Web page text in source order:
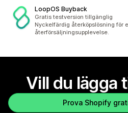
LoopOS Buyback
Gratis testversion tillgänglig
Nyckelfärdig återköpslösning för
återförsäljningsupplevelse.
Vill du lägga
Prova Shopify